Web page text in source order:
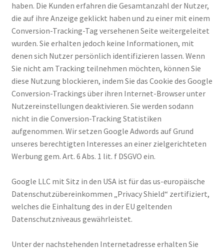
haben. Die Kunden erfahren die Gesamtanzahl der Nutzer,
die auf ihre Anzeige geklickt haben und zu einer mit einem
Conversion-Tracking-Tag versehenen Seite weitergeleitet
wurden. Sie erhalten jedoch keine Informationen, mit
denen sich Nutzer persönlich identifizieren lassen. Wenn
Sie nicht am Tracking teilnehmen möchten, können Sie
diese Nutzung blockieren, indem Sie das Cookie des Google
Conversion-Trackings über ihren Internet-Browser unter
Nutzereinstellungen deaktivieren. Sie werden sodann
nicht in die Conversion-Tracking Statistiken
aufgenommen. Wir setzen Google Adwords auf Grund
unseres berechtigten Interesses an einer zielgerichteten
Werbung gem. Art. 6 Abs. 1 lit. f DSGVO ein.
Google LLC mit Sitz in den USA ist für das us-europäische
Datenschutzübereinkommen „Privacy Shield“ zertifiziert,
welches die Einhaltung des in der EU geltenden
Datenschutzniveaus gewährleistet.
Unter der nachstehenden Internetadresse erhalten Sie